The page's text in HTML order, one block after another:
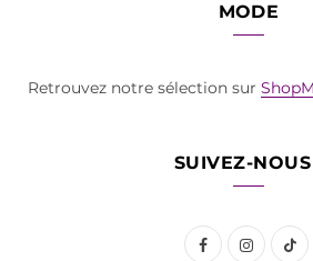
MODE
Retrouvez notre sélection sur
SUIVEZ-
F
I
T